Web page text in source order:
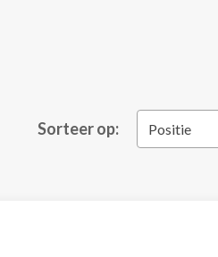
Sorteer op: Positie